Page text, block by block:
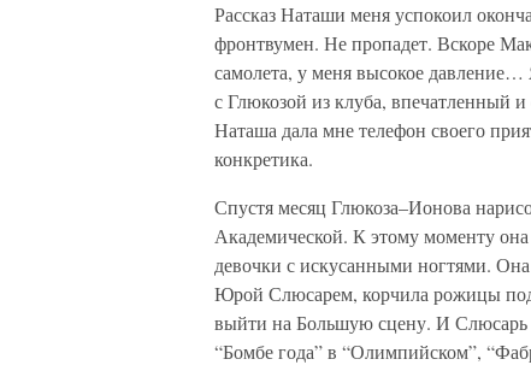
Рассказ Наташи меня успокоил
фронтвумен. Не пропадет. Вскоре
самолета, у меня высокое
с Глюкозой из клуба, впечатленный
Наташа дала мне телефон своего
конкретика.
Спустя месяц Глюкоза–Ионова
Академической. К этому моменту
девочки с искусанными ногтями.
Юрой Слюсарем, корчила рожицы
выйти на Большую сцену. И Слюсарь
“Бомбе года” в “Олимпийском”,